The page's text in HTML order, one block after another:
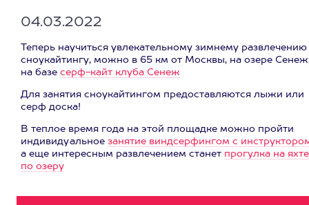
04.03.2022
Теперь научиться увлекательному зимнему
сноукайтингу, можно в 65 км от Москвы, на озере
на базе серф-кайт клуба Сенеж
Для занятия сноукайтингом предоставляются лыжи или
серф доска!
В теплое время года на этой площадке можно пройти
индивидуальное занятие виндсерфингом с
а еще интересным развлечением станет прогулка на яхте
по озеру